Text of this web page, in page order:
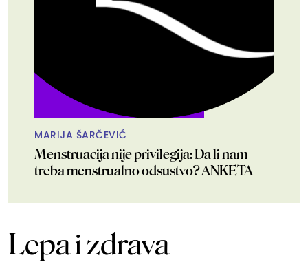
MARIJA ŠARČEVIĆ
Menstruacija nije privilegija: Da li nam
treba menstrualno odsustvo? ANKETA
Lepa i zdrava